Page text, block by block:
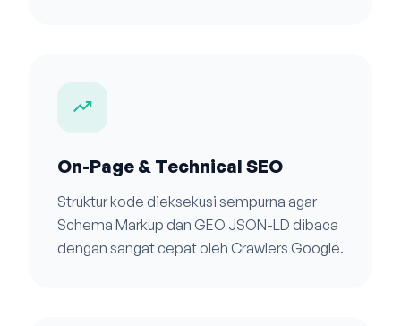
trending_up
On-Page & Technical SEO
Struktur kode dieksekusi sempurna agar
Schema Markup dan GEO JSON-LD dibaca
dengan sangat cepat oleh Crawlers Google.